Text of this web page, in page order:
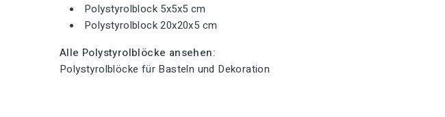
Polystyrolblock 5x5x5 cm
Polystyrolblock 20x20x5 cm
Alle Polystyrolblöcke ansehen:
Polystyrolblöcke für Basteln und Dekoration